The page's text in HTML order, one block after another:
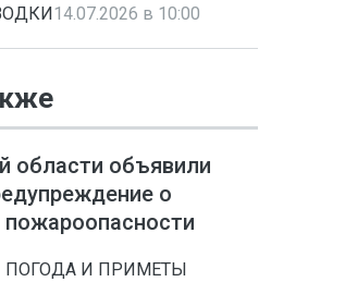
14.07.2026 в 10:00
области объявили
о
ПОГОДА И ПРИМЕТЫ